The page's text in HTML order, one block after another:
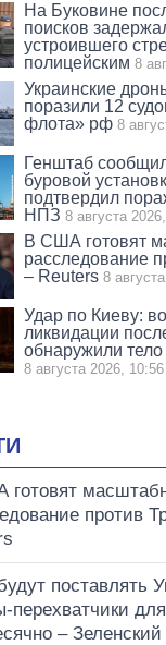
На Буковине
поисков
устроившего
полицейским 8
Украинские
поразили 12
флота» рф 8
Генштаб
буровой
подтвердил
НПЗ 8 августа
В США готовят
расследование
– Reuters 8
Удар по Киеву:
ликвидации
обнаружили тело
8 августа 2026, 10:56
против
поставлять
перехватчики
– Зеленский